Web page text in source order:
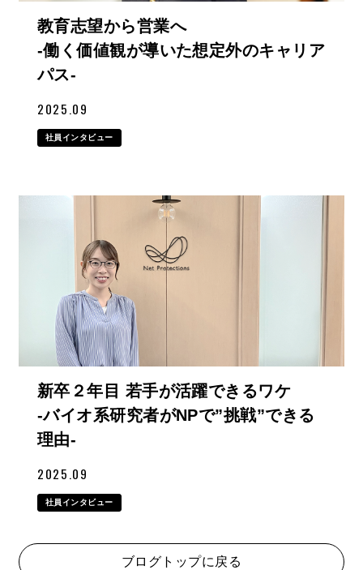
教育志望から営業へ
-働く価値観が導いた想定外のキャリア
パス-
2025.09
社員インタビュー
新卒２年目 若手が活躍できるワケ
-バイオ系研究者がNPで”挑戦”できる
理由-
2025.09
社員インタビュー
ブログトップに戻る